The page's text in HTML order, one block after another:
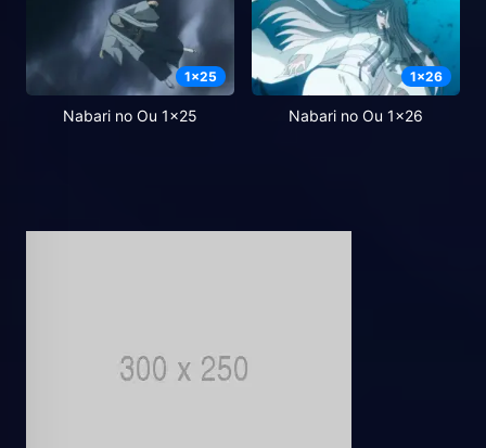
1x25
Nabari no Ou 1x25
1x26
Nabari no Ou 1x26